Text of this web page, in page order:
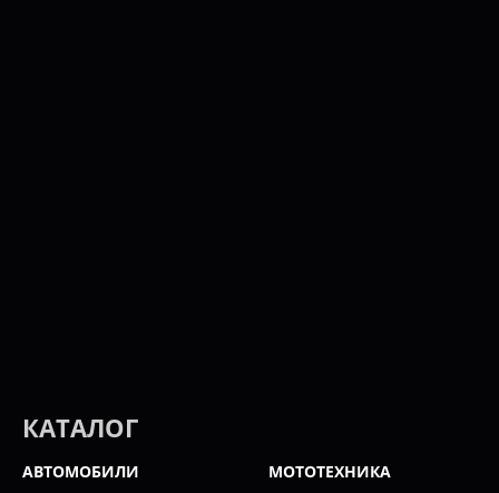
КАТАЛОГ
АВТОМОБИЛИ
МОТОТЕХНИКА